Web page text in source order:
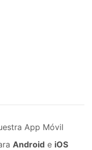
App Móvil
Android e iOS